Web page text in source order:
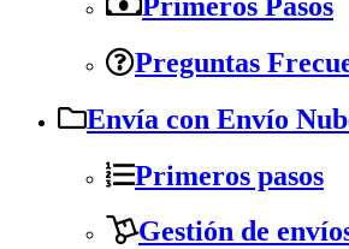
Preguntas
Envía con Envío
Primeros pasos
Gestión de